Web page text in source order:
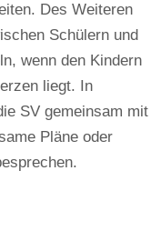
Des Weiteren
Schülern und
wenn den Kindern
liegt. In
SV gemeinsam mit
Pläne oder